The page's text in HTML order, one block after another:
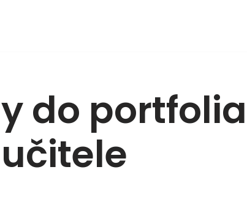
do portfolia